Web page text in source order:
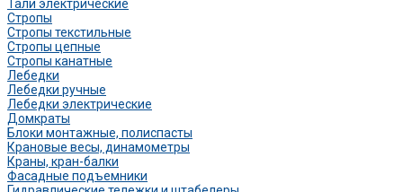
Тали электрические
Стропы
Стропы текстильные
Стропы цепные
Стропы канатные
Лебедки
Лебедки ручные
Лебедки электрические
Домкраты
Блоки монтажные, полиспасты
Крановые весы, динамометры
Краны, кран-балки
Фасадные подъемники